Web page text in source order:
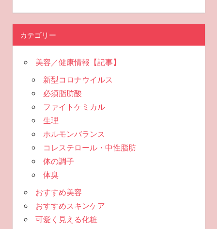
カテゴリー
美容／健康情報【記事】
新型コロナウイルス
必須脂肪酸
ファイトケミカル
生理
ホルモンバランス
コレステロール・中性脂肪
体の調子
体臭
おすすめ美容
おすすめスキンケア
可愛く見える化粧